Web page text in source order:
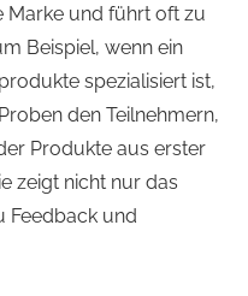
Marke und führt oft zu
Beispiel, wenn ein
spezialisiert ist,
den Teilnehmern,
Produkte aus erster
zeigt nicht nur das
Feedback und